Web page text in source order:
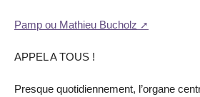
Pamp ou Mathieu Bucholz
APPEL A TOUS !
Presque quotidiennement, l’organe